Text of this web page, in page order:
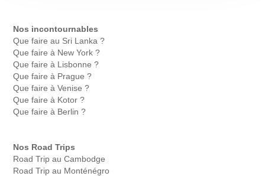
Nos incontournables
Que faire au Sri Lanka ?
Que faire à New York ?
Que faire à Lisbonne ?
Que faire à Prague ?
Que faire à Venise ?
Que faire à Kotor ?
Que faire à Berlin ?
Nos Road Trips
Road Trip au Cambodge
Road Trip au Monténégro